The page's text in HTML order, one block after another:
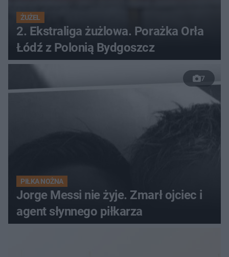
ŻUŻEL
2. Ekstraliga żużlowa. Porażka Orła
Łódź z Polonią Bydgoszcz
7
PIŁKA NOŻNA
Jorge Messi nie żyje. Zmarł ojciec i
agent słynnego piłkarza